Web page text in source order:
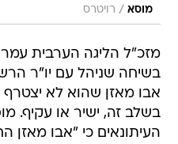
מוסא / רויטרס
מזכ"ל הליגה הערבית
בשיחה שניהל עם יו"ר
אבו מאזן שהוא לא
בשלב זה, ישיר או עקיף.
העיתונאים כי "אבו מאזן